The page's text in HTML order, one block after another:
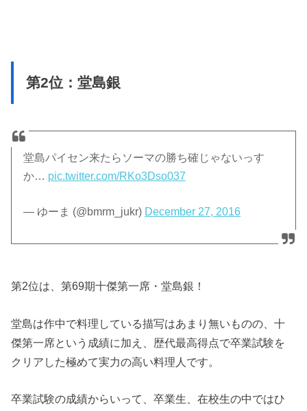
第2位：堂島銀
堂島パイセン来たらソーマの勝ち確じゃないっす
か… pic.twitter.com/RKo3Dso037
— ゆーま (@bmrm_jukr) December 27, 2016
第2位は、第69期十傑第一席・堂島銀！
堂島は作中で料理している描写はあまり無いものの、十
傑第一席という成績に加え、歴代最高得点で卒業試験を
クリアした極めて実力の高い料理人です。
卒業試験の成績からいって、卒業生、在校生の中ではひ